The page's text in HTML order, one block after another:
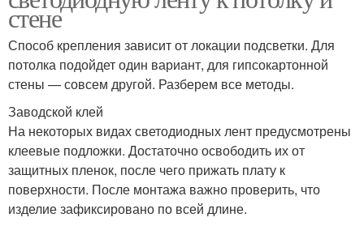
стене
Способ крепления зависит от локации подсветки. Для
потолка подойдет один вариант, для гипсокартонной
стены — совсем другой. Разберем все методы.
Заводской клей
На некоторых видах светодиодных лент предусмотрены
клеевые подложки. Достаточно освободить их от
защитных пленок, после чего прижать плату к
поверхности. После монтажа важно проверить, что
изделие зафиксировано по всей длине.